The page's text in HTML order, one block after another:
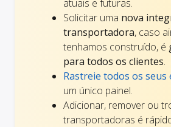
atuais e futuras.
Solicitar uma nova
transportadora, caso
tenhamos construído, é
para todos os clientes.
Rastreie todos os seus
um único painel.
Adicionar, remover ou
transportadoras é